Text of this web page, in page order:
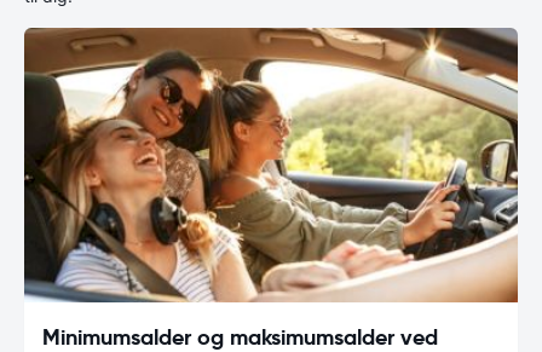
Minimumsalder og maksimumsalder ved